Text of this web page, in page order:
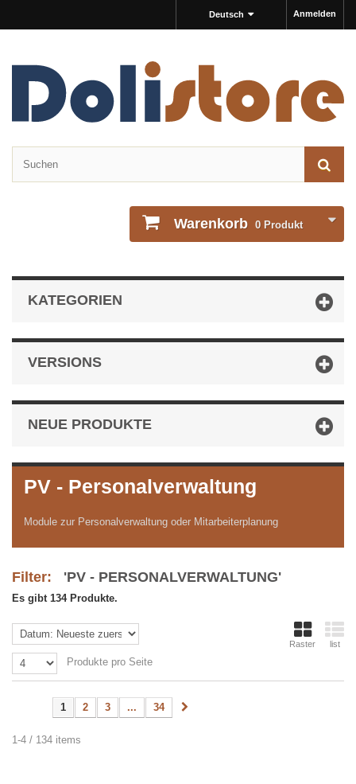
Anmelden
Deutsch
Warenkorb 0 Produkt
KATEGORIEN
VERSIONS
NEUE PRODUKTE
PV - Personalverwaltung
Module zur Personalverwaltung oder Mitarbeiterplanung
Filter: 'PV - PERSONALVERWALTUNG'
Es gibt 134 Produkte.
Raster list
Produkte pro Seite
1 2 3 ... 34
1-4 / 134 items